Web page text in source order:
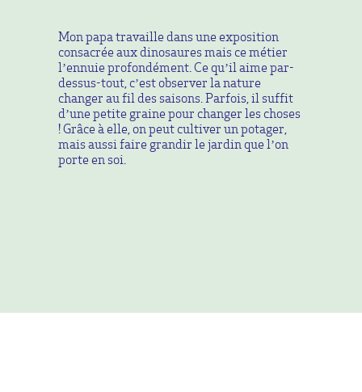
Mon papa travaille dans une exposition
consacrée aux dinosaures mais ce métier
l’ennuie profondément. Ce qu’il aime par-
dessus-tout, c’est observer la nature
changer au fil des saisons. Parfois, il suffit
d’une petite graine pour changer les choses
! Grâce à elle, on peut cultiver un potager,
mais aussi faire grandir le jardin que l’on
porte en soi.